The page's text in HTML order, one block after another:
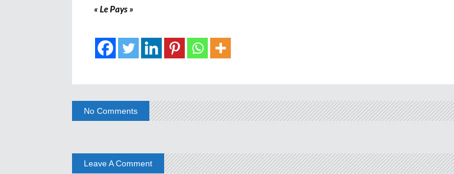
« Le Pays »
No Comments
Leave A Comment